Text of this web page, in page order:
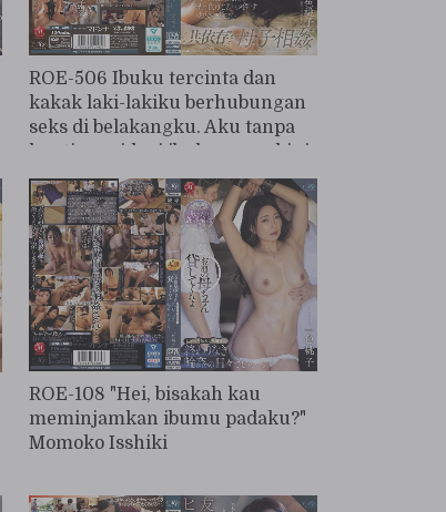
ROE-506 Ibuku tercinta dan
kakak laki-lakiku berhubungan
seks di belakangku. Aku tanpa
henti meniduri ibuku, yang kini
memiliki sisi kewanitaan,
karena tidak ingin kalah dari
kakakku—sebuah hubungan
inses ibu-anak yang saling
ketergantungan. (Isshiki
Momoko)
ROE-108 "Hei, bisakah kau
meminjamkan ibumu padaku?"
Momoko Isshiki